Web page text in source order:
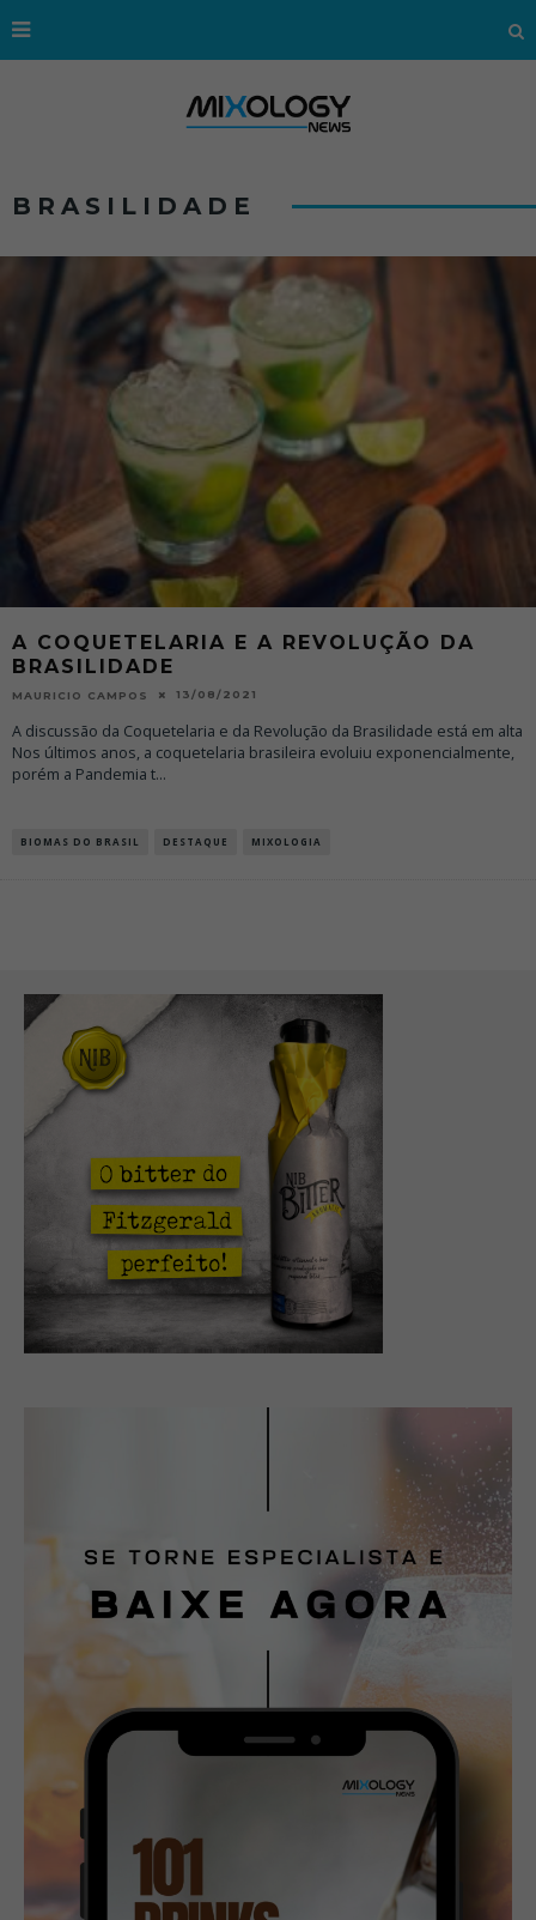
BRASILIDADE
A COQUETELARIA E A REVOLUÇÃO DA
BRASILIDADE
MAURICIO CAMPOS 13/08/2021
A discussão da Coquetelaria e da Revolução da Brasilidade está em alta
Nos últimos anos, a coquetelaria brasileira evoluiu exponencialmente,
porém a Pandemia t...
BIOMAS DO BRASIL DESTAQUE MIXOLOGIA